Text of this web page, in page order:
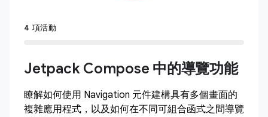
4 項活動
Jetpack Compose 中的導覽功能
瞭解如何使用 Navigation 元件建構具有多個畫面的
複雜應用程式，以及如何在不同可組合函式之間導覽